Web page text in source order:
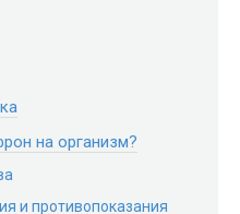
на организм?
и противопоказания